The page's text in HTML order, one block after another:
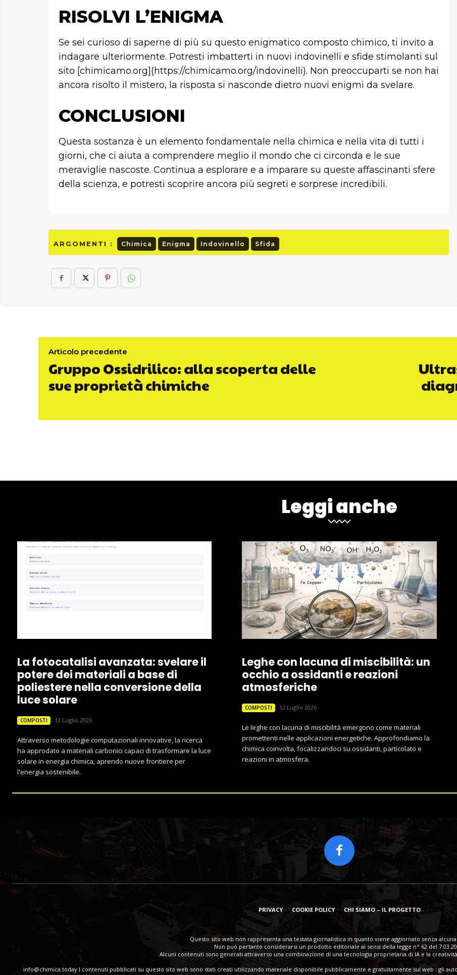
RISOLVI L’ENIGMA
Se sei curioso di saperne di più su questo enigmatico composto chimico, ti invito a
indagare ulteriormente. Potresti imbatterti in nuovi indovinelli e sfide stimolanti sul
sito [chimicamo.org](https://chimicamo.org/indovinelli). Non preoccuparti se non hai
ancora risolto il mistero, la risposta si nasconde dietro nuovi enigmi da svelare.
CONCLUSIONI
Questa sostanza è un elemento fondamentale nella chimica e nella vita di tutti i
giorni, che ci aiuta a comprendere meglio il mondo che ci circonda e le sue
meraviglie nascoste. Continua a esplorare e a imparare su queste affascinanti sfere
della scienza, e potresti scoprire ancora più segreti e sorprese incredibili.
ARGOMENTI : Chimica Enigma Indovinello Sfida
Articolo precedente
Gruppo Ossidrilico: alla scoperta delle
sue proprietà chimiche
Leggi anche
La fotocatalisi avanzata: svelare il
potere dei materiali a base di
poliestere nella conversione della
luce solare
COMPOSTI 12 Luglio 2026
Attraverso metodologie computazionali innovative, la ricerca
ha approdato a materiali carbonici capaci di trasformare la luce
solare in energia chimica, aprendo nuove frontiere per
l'energia sostenibile.
Leghe con lacuna di miscibilità: un
occhio a ossidanti e reazioni
atmosferiche
COMPOSTI 12 Luglio 2026
Le leghe con lacuna di miscibilità emergono come materiali
promettenti nelle applicazioni energetiche. Approfondiamo la
chimica coinvolta, focalizzandoci su ossidanti, particolato e
reazioni in atmosfera.
PRIVACY COOKIE POLICY CHI SIAMO – IL PROGETTO
Questo sito web non rappresenta una testata giornalistica in quanto viene aggiornato senza
Non può pertanto considerarsi un prodotto editoriale ai sensi della legge n° 62 del
Alcuni contenuti sono generati attraverso una combinazione di una tecnologia proprietaria di IA e la
info@chimica.today I contenuti pubblicati su questo sito web sono stati creati utilizzando materiale disponibile pubblicamente e gratuitamente sul web : gli